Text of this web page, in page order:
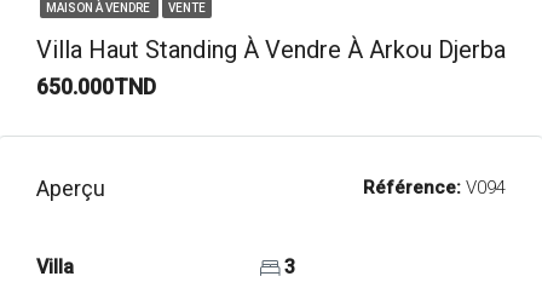
MAISON À VENDRE VENTE
Villa Haut Standing À Vendre À Arkou Djerba
650.000TND
Aperçu Référence: V094
Villa 3